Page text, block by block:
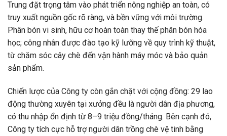
Trung đặt trọng tâm vào phát triển nông nghiệp an toàn, có
truy xuất nguồn gốc rõ ràng, và bền vững với môi trường.
Phân bón vi sinh, hữu cơ hoàn toàn thay thế phân bón hóa
học; công nhân được đào tạo kỹ lưỡng về quy trình kỹ thuật,
từ chăm sóc cây chè đến vận hành máy móc và bảo quản
sản phẩm.
Chiến lược của Công ty còn gắn chặt với cộng đồng: 29 lao
động thường xuyên tại xưởng đều là người dân địa phương,
có thu nhập ổn định từ 8–9 triệu đồng/tháng. Bên cạnh đó,
Công ty tích cực hỗ trợ người dân trồng chè vệ tinh bằng